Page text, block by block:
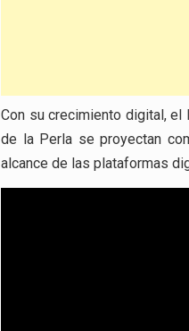
Con su crecimiento digital, el
de la Perla se proyectan
alcance de las plataformas